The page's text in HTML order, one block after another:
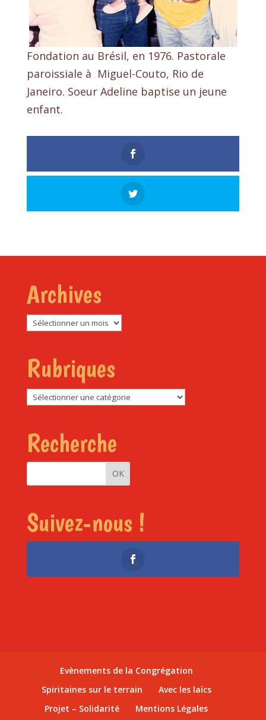
Fondation au Brésil, en 1976. Pastorale
paroissiale à Miguel-Couto, Rio de
Janeiro. Soeur Adeline baptise un jeune
enfant.
Archives
Archives
Rubriques
Rubriques
Recherche
Suivez-nous !
Evènements de la Congrégation
Spiritaines sur le terrain
Avec les laïcs
Projet – Solidarité
Mentions Légales